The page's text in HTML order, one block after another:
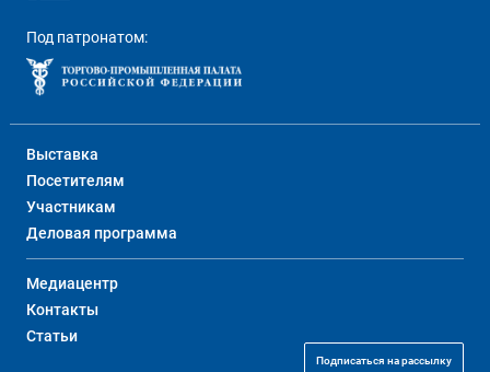
Под патронатом:
Выставка
Посетителям
Участникам
Деловая программа
Медиацентр
Контакты
Статьи
Подписаться на рассылку